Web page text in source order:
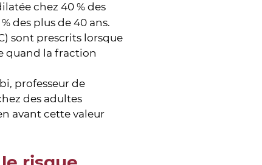
chez 40 % des
des plus de 40 ans.
sont prescrits lorsque
quand la fraction
professeur de
des adultes
avant cette valeur